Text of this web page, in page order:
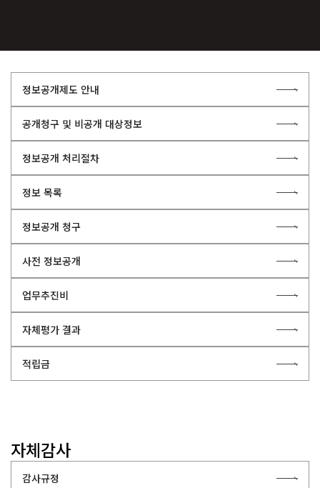
정보공개제도 안내
공개청구 및 비공개 대상정보
정보공개 처리절차
정보 목록
정보공개 청구
사전 정보공개
업무추진비
자체평가 결과
적립금
자체감사
감사규정